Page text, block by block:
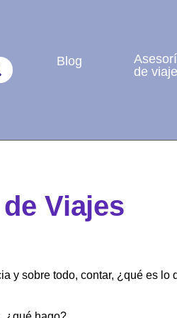
Blog
de
Viajes
y sobre todo, contar, ¿qué es